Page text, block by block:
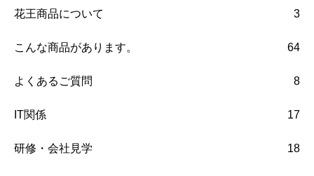
花王商品について 3
こんな商品があります。 64
よくあるご質問 8
IT関係 17
研修・会社見学 18